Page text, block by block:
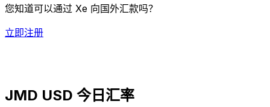
您知道可以通过 Xe 向国外汇款吗？
立即注册
JMD USD 今日汇率